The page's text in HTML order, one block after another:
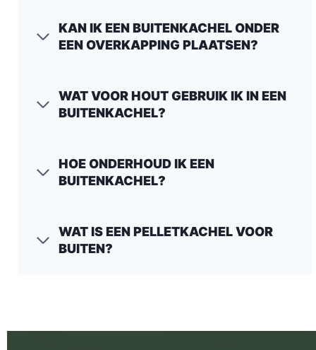
KAN IK EEN BUITENKACHEL ONDER
EEN OVERKAPPING PLAATSEN?
WAT VOOR HOUT GEBRUIK IK IN EEN
BUITENKACHEL?
HOE ONDERHOUD IK EEN
BUITENKACHEL?
WAT IS EEN PELLETKACHEL VOOR
BUITEN?